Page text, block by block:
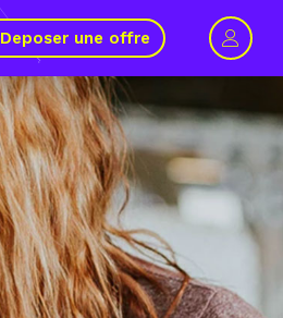
Deposer une offre